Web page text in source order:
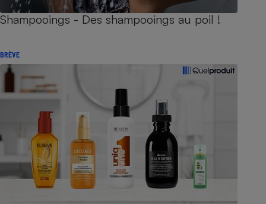
Shampooings - Des shampooings au poil !
BRÈVE